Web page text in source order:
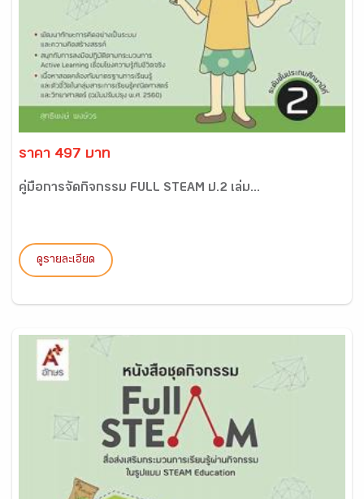
ราคา 497 บาท
คู่มือการจัดกิจกรรม FULL STEAM ป.2 เล่ม...
ดูรายละเอียด